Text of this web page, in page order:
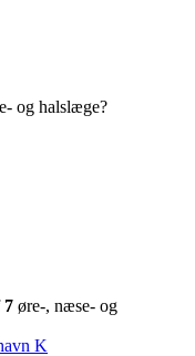
og halslæge?
7 øre-, næse- og
K